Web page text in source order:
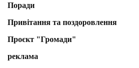
Поради
Привітання та поздоровлення
Проєкт "Громади"
реклама